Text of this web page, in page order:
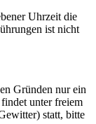
Uhrzeit die
ist nicht
Gründen nur ein
unter freiem
statt, bitte